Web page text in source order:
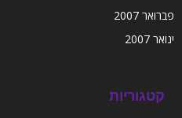
פברואר 2007
ינואר 2007
קטגוריות